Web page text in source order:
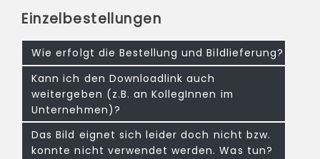
Einzelbestellungen
Wie erfolgt die Bestellung und Bildlieferung?
Kann ich den Downloadlink auch
weitergeben (z.B. an KollegInnen im
Unternehmen)?
Das Bild eignet sich leider doch nicht bzw.
konnte nicht verwendet werden. Was tun?